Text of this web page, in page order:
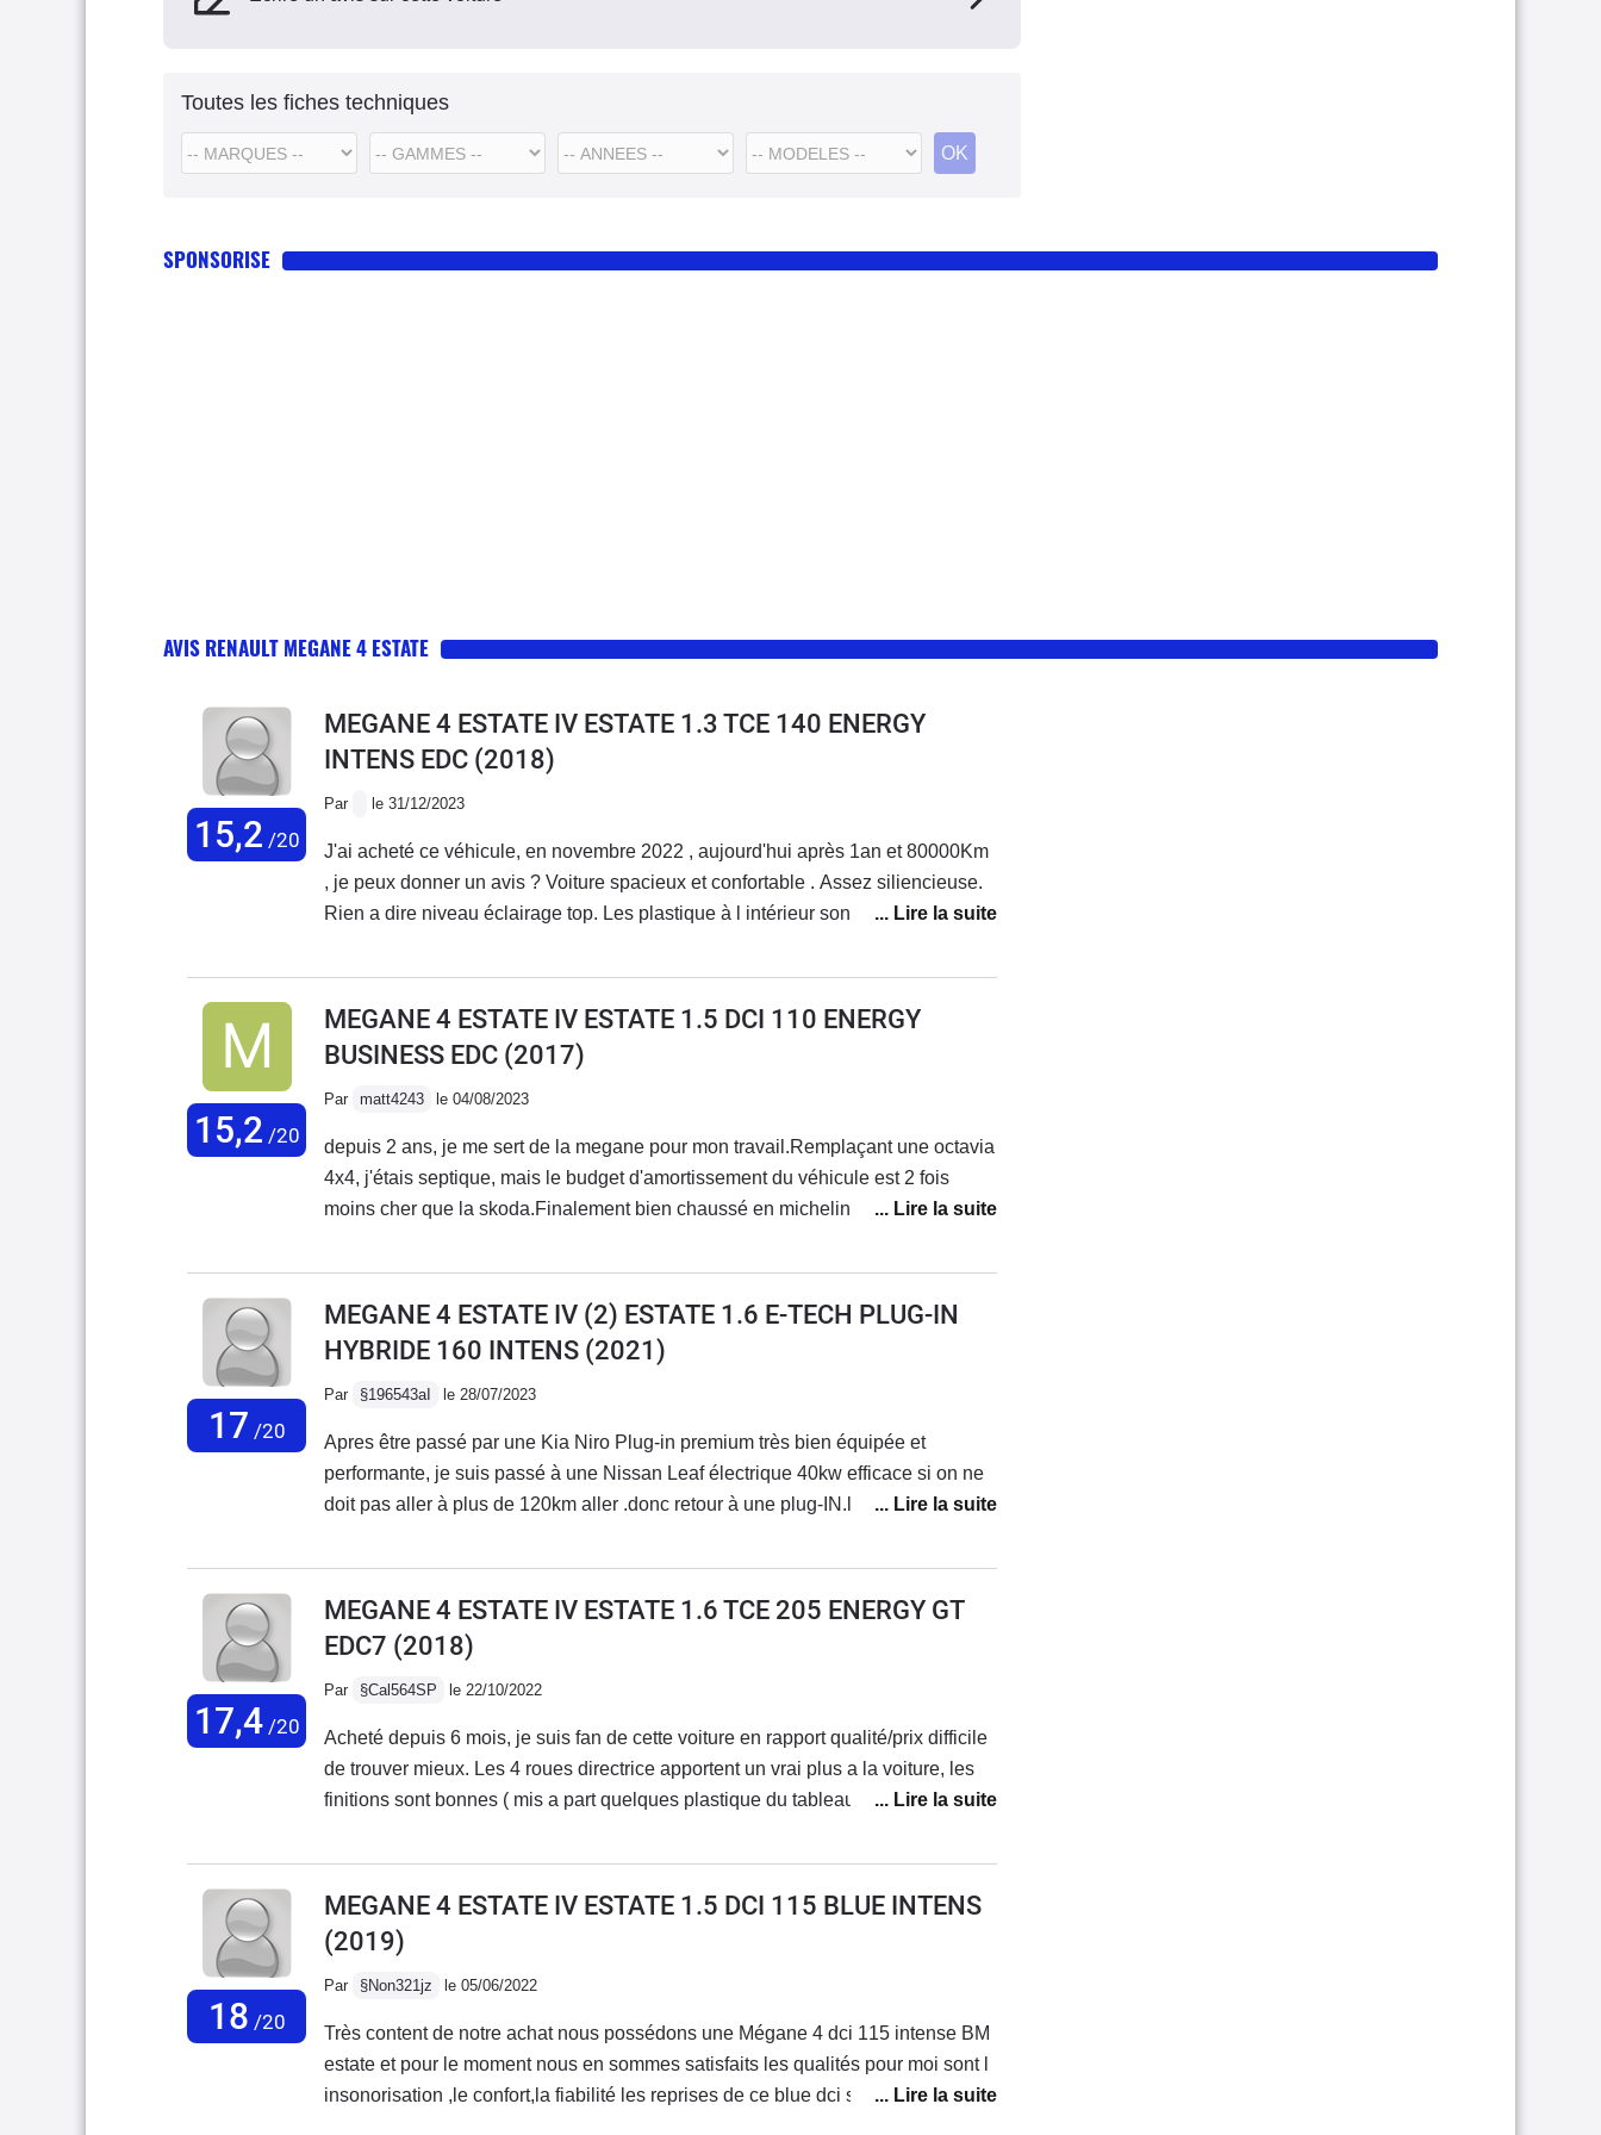
Toutes les fiches techniques
SPONSORISE
AVIS RENAULT MEGANE 4 ESTATE
15,2 /20
MEGANE 4 ESTATE IV ESTATE 1.3 TCE 140 ENERGY
INTENS EDC (2018)
Par le 31/12/2023
J'ai acheté ce véhicule, en novembre 2022 , aujourd'hui après 1an et 80000Km
, je peux donner un avis ? Voiture spacieux et confortable . Assez siliencieuse.
Rien a dire niveau éclairage top. Les plastique à l intérieur sont boff. Véhicule
15,2 /20
MEGANE 4 ESTATE IV ESTATE 1.5 DCI 110 ENERGY
BUSINESS EDC (2017)
Par matt4243 le 04/08/2023
depuis 2 ans, je me sert de la megane pour mon travail.Remplaçant une octavia
4x4, j'étais septique, mais le budget d'amortissement du véhicule est 2 fois
moins cher que la skoda.Finalement bien chaussé en michelin alpin, et
moindre problème, elle repond toujours présente.et pourtant je fais un métier
éprouvant pour n'importe quel véhicule,les accès à nos sites sont très différents
et par tout temps ( boue/neige, route de montagne, petit chemin, piste offroad et
bcp d'autoroute)j'ai passé 2 mitsubishi l200, un hilux, 1 vito et 1 octavia...ben la
Renault tiens le choc!Le tout en ayant 170kg de charge permanente lié au
véhicule est robusteje regardait les landcruiser et autre superb scout,
maintenant c'est les talisman estate 200cv;)toujours pour une raison
d'économie, de confort et d'image... c'est plus sérieux et fait moins désirable
17 /20
MEGANE 4 ESTATE IV (2) ESTATE 1.6 E-TECH PLUG-IN
HYBRIDE 160 INTENS (2021)
Par §196543aI le 28/07/2023
Apres être passé par une Kia Niro Plug-in premium très bien équipée et
performante, je suis passé à une Nissan Leaf électrique 40kw efficace si on ne
doit pas aller à plus de 120km aller .donc retour à une plug-IN.le hasard m'a
16.800km au compteur.le bilan 4000km après ? très bonvéhicule très
confortable sur les long trajet. relativement bien équipé et moderne : tout ou
roulant tranquillement.en tout électrique en urbain avec un peu de
départementale = 50km d'autonomie sans problème.on peut regretter un coffre
adaptatif.l'interface numérique est très correcte, mais le son de la musique ainsi
que la réception de l'antenne radio sont moyens le moteur thermique hurle à la
mort si on écrase l'accélérateur (mauvaise gestion électronique de la boite auto)
17,4/20
MEGANE 4 ESTATE IV ESTATE 1.6 TCE 205 ENERGY GT
EDC7 (2018)
Par §Cal564SP le 22/10/2022
Acheté depuis 6 mois, je suis fan de cette voiture en rapport qualité/prix difficile
de trouver mieux. Les 4 roues directrice apportent un vrai plus a la voiture, les
finitions sont bonnes ( mis a part quelques plastique du tableau de bord mais be
sont au rdv. La consommation reste très correcte. Un vrai bon daily qui permet
de se faire plaisir tout en conservant une voiture pratique.
18 /20
MEGANE 4 ESTATE IV ESTATE 1.5 DCI 115 BLUE INTENS
(2019)
Par §Non321jz le 05/06/2022
Très content de notre achat nous possédons une Mégane 4 dci 115 intense BM
estate et pour le moment nous en sommes satisfaits les qualités pour moi sont l
insonorisation ,le confort,la fiabilité les reprises de ce blue dci sont très